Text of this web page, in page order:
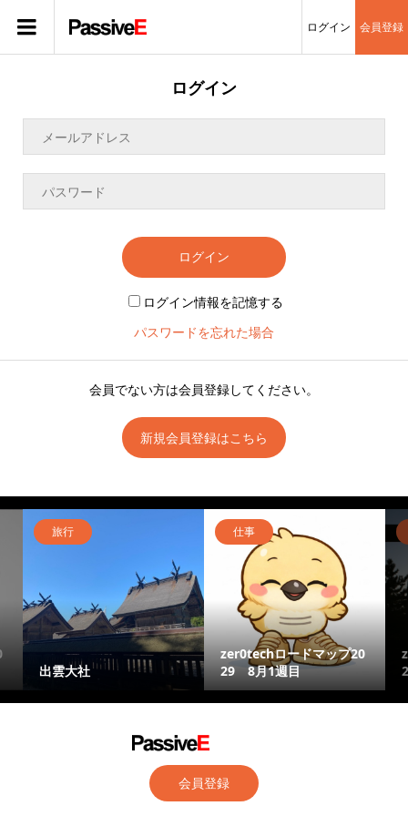
ログイン 会員登録
ログイン
ログイン
ログイン情報を記憶する
パスワードを忘れた場合
会員でない方は会員登録してください。
新規会員登録はこちら
旅行
出雲大社
仕事
zer0techロードマップ20
29 8月1週目
会員登録